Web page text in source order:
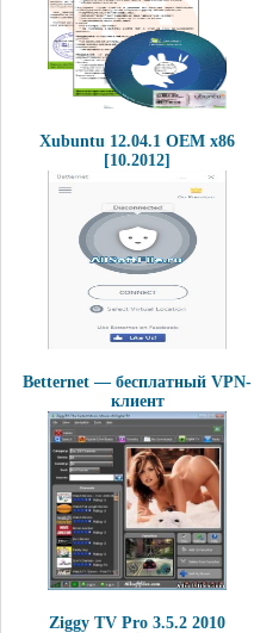
Xubuntu 12.04.1 OEM x86
[10.2012]
Betternet — бесплатный VPN-
клиент
Ziggy TV Pro 3.5.2 2010